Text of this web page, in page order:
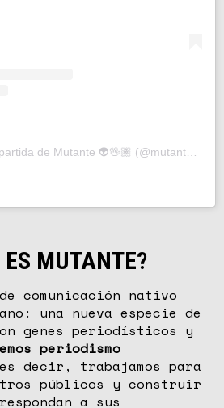
MUTANTE?
comunicación nativo
una nueva especie de
genes periodísticos y
periodismo
decir, trabajamos para
públicos y construir
a sus